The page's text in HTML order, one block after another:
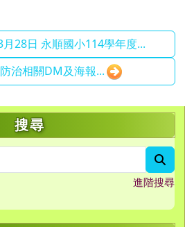
28日 永順國小114學年度...
治相關DM及海報...
搜尋
進階搜尋